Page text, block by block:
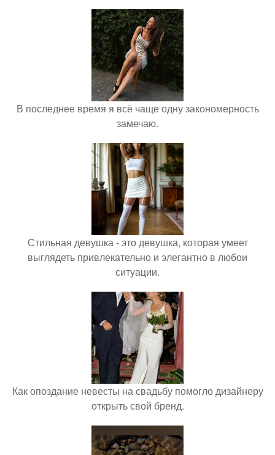
В последнее время я всё чаще одну закономерность
замечаю.
Стильная девушка - это девушка, которая умеет
выглядеть привлекательно и элегантно в любои
ситуации.
Как опоздание невесты на свадьбу помогло дизайнеру
открыть свой бренд.